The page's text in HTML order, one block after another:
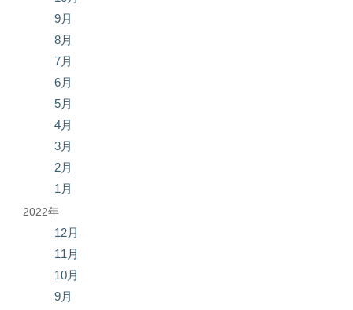
9月
8月
7月
6月
5月
4月
3月
2月
1月
2022年
12月
11月
10月
9月